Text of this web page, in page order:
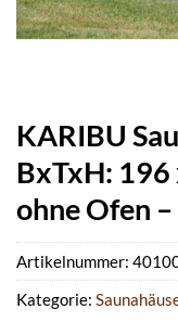
KARIBU
BxTxH:
ohne Ofen
Artikelnummer:
Kategorie: